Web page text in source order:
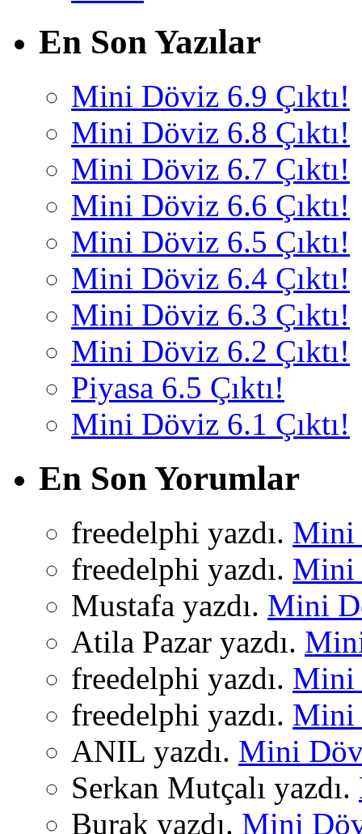
En Son Yazılar
Mini Döviz 6.9 Çıktı!
Mini Döviz 6.8 Çıktı!
Mini Döviz 6.7 Çıktı!
Mini Döviz 6.6 Çıktı!
Mini Döviz 6.5 Çıktı!
Mini Döviz 6.4 Çıktı!
Mini Döviz 6.3 Çıktı!
Mini Döviz 6.2 Çıktı!
Piyasa 6.5 Çıktı!
Mini Döviz 6.1 Çıktı!
En Son Yorumlar
freedelphi yazdı. Mini
freedelphi yazdı. Mini
Mustafa yazdı. Mini
Atila Pazar yazdı.
freedelphi yazdı. Mini
freedelphi yazdı. Mini
ANIL yazdı. Mini
Serkan Mutçalı yazdı.
Burak yazdı. Mini